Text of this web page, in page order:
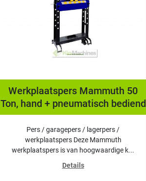
Werkplaatspers Mammuth 50
Ton, hand + pneumatisch bediend
Pers / garagepers / lagerpers /
werkplaatspers Deze Mammuth
werkplaatspers is van hoogwaardige k...
Details